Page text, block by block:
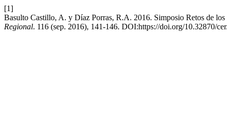
[1]
Basulto Castillo, A. y Díaz Porras, R.A. 2016. Simposio Retos de
Regional. 116 (sep. 2016), 141-146. DOI:https://doi.org/10.32870/